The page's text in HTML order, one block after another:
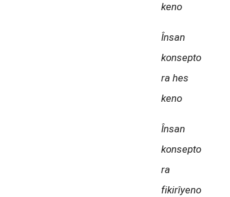
keno
Însan
konsepto
ra hes
keno
Însan
konsepto
ra
fikirîyeno